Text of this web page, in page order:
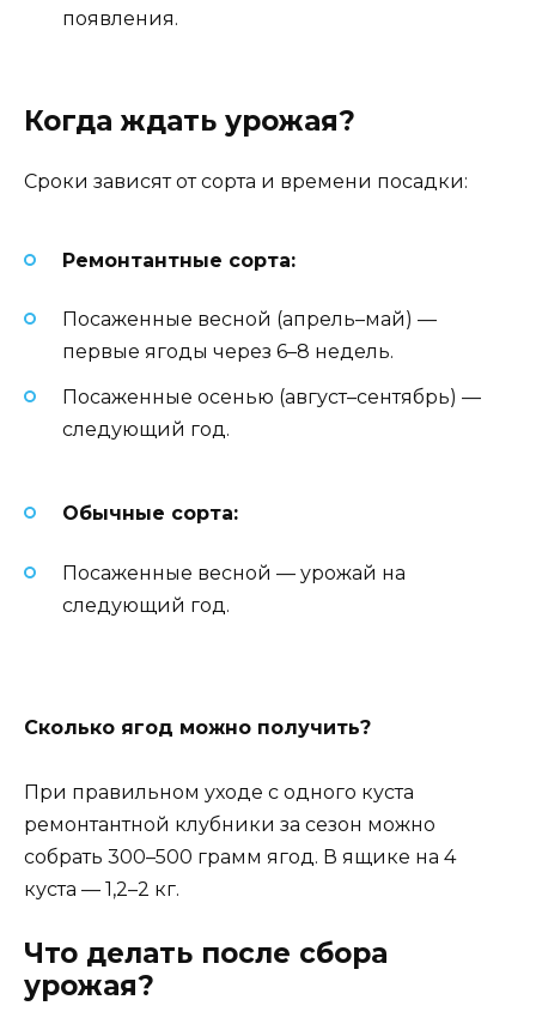
появления.
Когда ждать урожая?
Сроки зависят от сорта и времени посадки:
Ремонтантные сорта:
Посаженные весной (апрель–май) —
первые ягоды через 6–8 недель.
Посаженные осенью (август–сентябрь) —
следующий год.
Обычные сорта:
Посаженные весной — урожай на
следующий год.
Сколько ягод можно получить?
При правильном уходе с одного куста
ремонтантной клубники за сезон можно
собрать 300–500 грамм ягод. В ящике на 4
куста — 1,2–2 кг.
Что делать после сбора
урожая?